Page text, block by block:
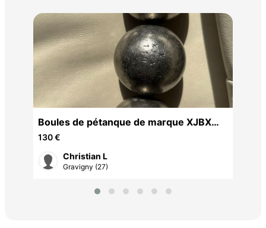
Boules de pétanque de marque XJBX
triplette 75/710
130 €
Christian L
Gravigny (27)